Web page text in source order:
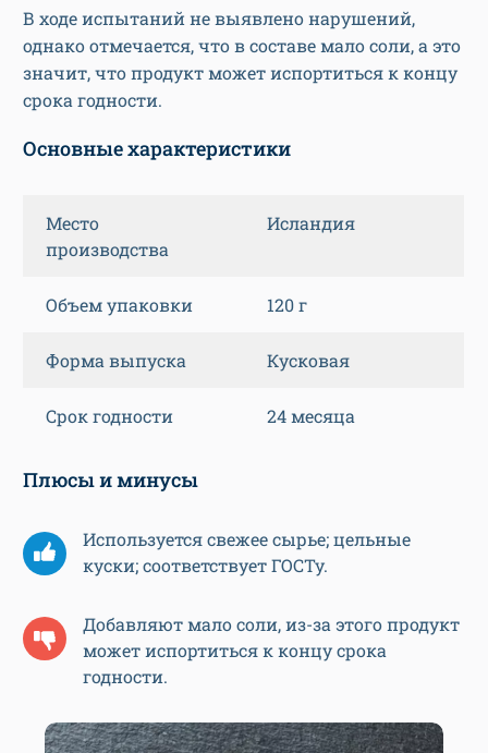
В ходе испытаний не выявлено нарушений,
однако отмечается, что в составе мало соли, а это
значит, что продукт может испортиться к концу
срока годности.
Основные характеристики
Место
производства
Исландия
Объем упаковки 120 г
Форма выпуска Кусковая
Срок годности 24 месяца
Плюсы и минусы
Используется свежее сырье; цельные
куски; соответствует ГОСТу.
Добавляют мало соли, из-за этого продукт
может испортиться к концу срока
годности.